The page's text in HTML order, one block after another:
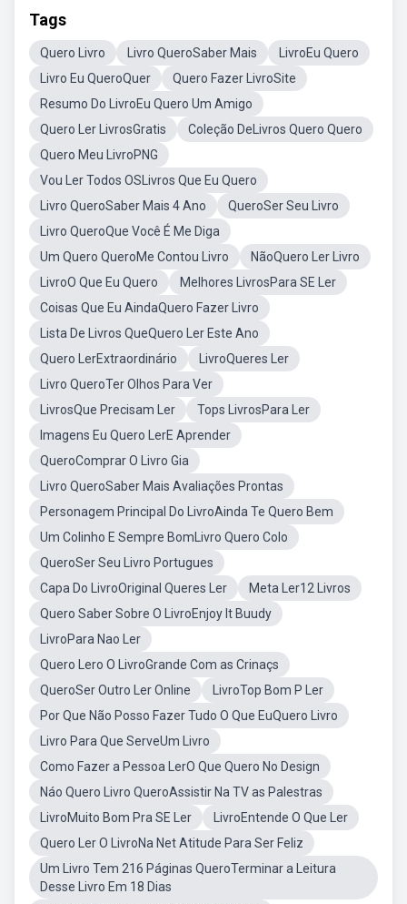
Tags
Quero Livro Livro QueroSaber Mais
LivroEu Quero
Livro Eu QueroQuer
Quero Fazer LivroSite
Resumo Do LivroEu Quero Um Amigo
Quero Ler LivrosGratis
Coleção DeLivros Quero Quero
Quero Meu LivroPNG
Vou Ler Todos OSLivros Que Eu Quero
Livro QueroSaber Mais 4 Ano
QueroSer Seu Livro
Livro QueroQue Você É Me Diga
Um Quero QueroMe Contou Livro
NãoQuero Ler Livro
LivroO Que Eu Quero
Melhores LivrosPara SE Ler
Coisas Que Eu AindaQuero Fazer Livro
Lista De Livros QueQuero Ler Este Ano
Quero LerExtraordinário
LivroQueres Ler
Livro QueroTer Olhos Para Ver
LivrosQue Precisam Ler
Tops LivrosPara Ler
Imagens Eu Quero LerE Aprender
QueroComprar O Livro Gia
Livro QueroSaber Mais Avaliações Prontas
Personagem Principal Do LivroAinda Te Quero Bem
Um Colinho E Sempre BomLivro Quero Colo
QueroSer Seu Livro Portugues
Capa Do LivroOriginal Queres Ler
Meta Ler12 Livros
Quero Saber Sobre O LivroEnjoy It Buudy
LivroPara Nao Ler
Quero Lero O LivroGrande Com as Crinaçs
QueroSer Outro Ler Online
LivroTop Bom P Ler
Por Que Não Posso Fazer Tudo O Que EuQuero Livro
Livro Para Que ServeUm Livro
Como Fazer a Pessoa LerO Que Quero No Design
Náo Quero Livro QueroAssistir Na TV as Palestras
LivroMuito Bom Pra SE Ler
LivroEntende O Que Ler
Quero Ler O LivroNa Net Atitude Para Ser Feliz
Um Livro Tem 216 Páginas QueroTerminar a Leitura
Desse Livro Em 18 Dias